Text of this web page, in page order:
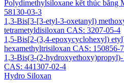
Polydimethylsiloxane kết thúc bằng
58130-03-3
1,3-Bis[3-[3-etyl-3-oxetanyl)
tetrametyldisiloxan CAS: 3207-05-4
1,5-Bis[2-(3,4-epoxycyclohexyl)
hexamethyltrisiloxan CAS: 150856-
1,3-Bis(3-(2-
CAS: 441307-02-4
Hydro Siloxan